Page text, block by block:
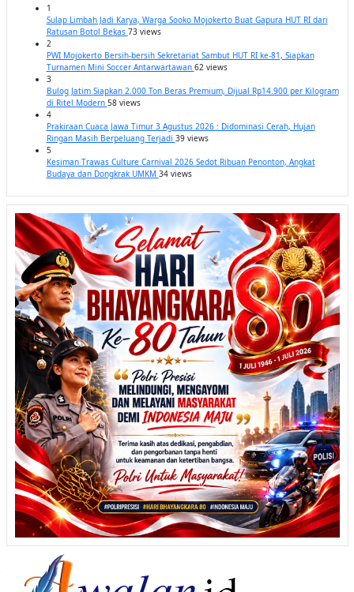
1
Sulap Limbah Jadi Karya, Warga Sooko Mojokerto Buat Gapura HUT RI dari
Ratusan Botol Bekas 73 views
2
PWI Mojokerto Bersih-bersih Sekretariat Sambut HUT RI ke-81, Siapkan
Turnamen Mini Soccer Antarwartawan 62 views
3
Bulog Jatim Siapkan 2.000 Ton Beras Premium, Dijual Rp14.900 per Kilogram
di Ritel Modern 58 views
4
Prakiraan Cuaca Jawa Timur 3 Agustus 2026 : Didominasi Cerah, Hujan
Ringan Masih Berpeluang Terjadi 39 views
5
Kesiman Trawas Culture Carnival 2026 Sedot Ribuan Penonton, Angkat
Budaya dan Dongkrak UMKM 34 views